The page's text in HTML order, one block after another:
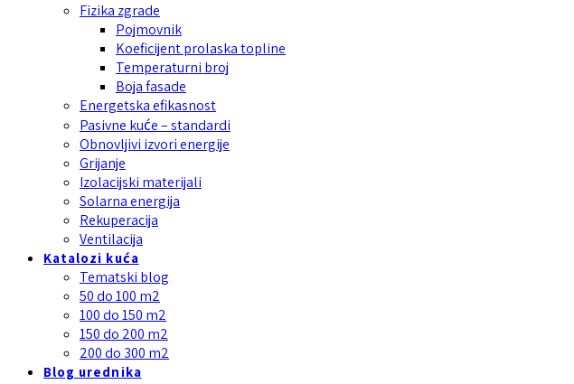
Fizika zgrade
Pojmovnik
Koeficijent prolaska topline
Temperaturni broj
Boja fasade
Energetska efikasnost
Pasivne kuće – standardi
Obnovljivi izvori energije
Grijanje
Izolacijski materijali
Solarna energija
Rekuperacija
Ventilacija
Katalozi kuća
Tematski blog
50 do 100 m2
100 do 150 m2
150 do 200 m2
200 do 300 m2
Blog urednika